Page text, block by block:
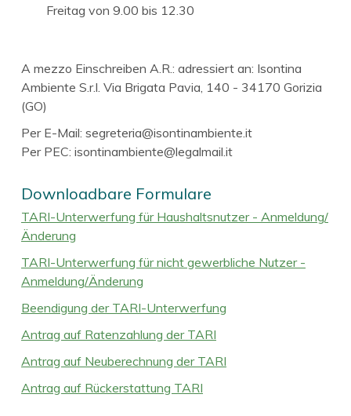
Freitag von 9.00 bis 12.30
A mezzo Einschreiben A.R.: adressiert an: Isontina
Ambiente S.r.l. Via Brigata Pavia, 140 - 34170 Gorizia
(GO)
Per E-Mail: segreteria@isontinambiente.it
Per PEC: isontinambiente@legalmail.it
Downloadbare Formulare
TARI-Unterwerfung für Haushaltsnutzer - Anmeldung/
Änderung
TARI-Unterwerfung für nicht gewerbliche Nutzer -
Anmeldung/Änderung
Beendigung der TARI-Unterwerfung
Antrag auf Ratenzahlung der TARI
Antrag auf Neuberechnung der TARI
Antrag auf Rückerstattung TARI